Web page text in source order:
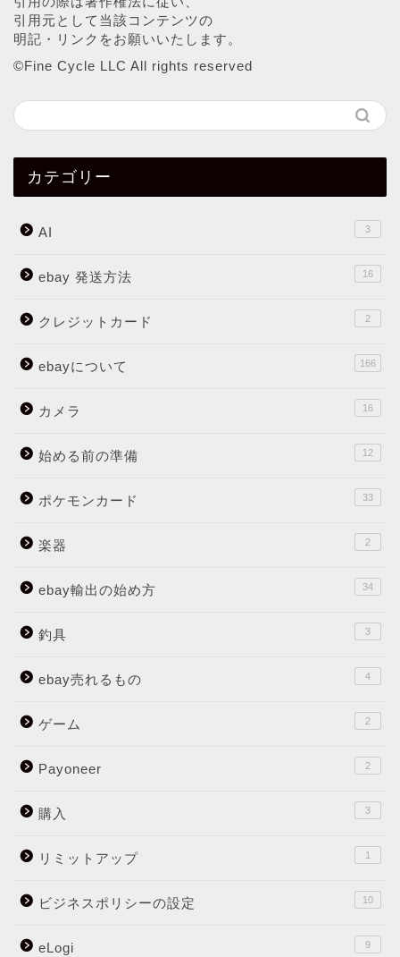
引用元として当該コンテンツの
明記・リンクをお願いいたします。
©︎Fine Cycle LLC All rights reserved
カテゴリー
AI 3
ebay 発送方法 16
クレジットカード 2
ebayについて 166
カメラ 16
始める前の準備 12
ポケモンカード 33
楽器 2
ebay輸出の始め方 34
釣具 3
ebay売れるもの 4
ゲーム 2
Payoneer 2
購入 3
リミットアップ 1
ビジネスポリシーの設定 10
eLogi 9